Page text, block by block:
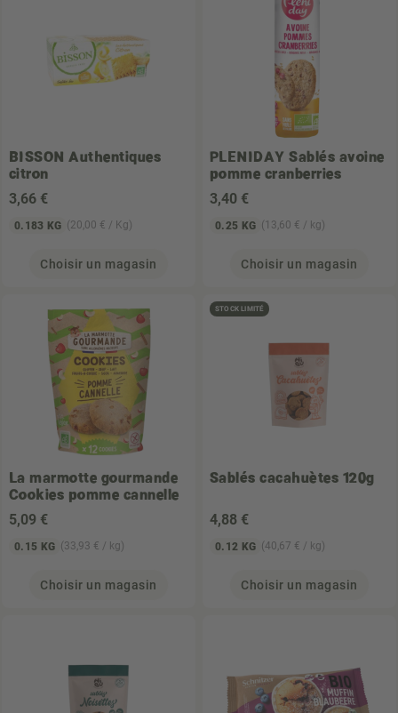
BISSON Authentiques
citron
3,66 €
0.183 KG (20,00 € / Kg)
Choisir un magasin
PLENIDAY Sablés avoine
pomme cranberries
3,40 €
0.25 KG (13,60 € / kg)
Choisir un magasin
La marmotte gourmande
Cookies pomme cannelle
5,09 €
0.15 KG (33,93 € / kg)
Choisir un magasin
STOCK LIMITÉ
Sablés cacahuètes 120g
4,88 €
0.12 KG (40,67 € / kg)
Choisir un magasin